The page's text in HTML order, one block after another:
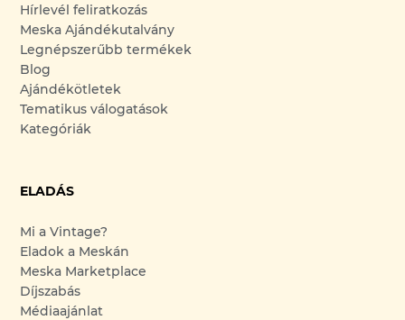
Hírlevél feliratkozás
Meska Ajándékutalvány
Legnépszerűbb termékek
Blog
Ajándékötletek
Tematikus válogatások
Kategóriák
ELADÁS
Mi a Vintage?
Eladok a Meskán
Meska Marketplace
Díjszabás
Médiaajánlat